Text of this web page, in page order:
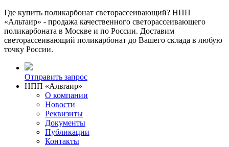
Где купить поликарбонат светорассеивающий? НПП
«Альтаир» - продажа качественного светорассеивающего
поликарбоната в Москве и по России. Доставим
светорассеивающий поликарбонат до Вашего склада в любую
точку России.
Отправить запрос
НПП «Альтаир»
О компании
Новости
Реквизиты
Документы
Публикации
Контакты